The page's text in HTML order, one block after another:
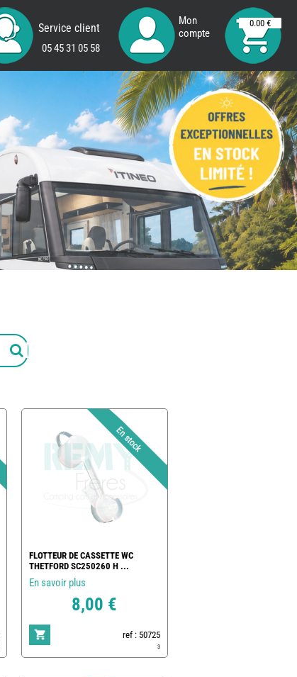
Service client
05 45 31 05 58
Mon
compte
0.00 €
FLOTTEUR DE CASSETTE WC
THETFORD SC250260 H ...
En savoir plus
8,00 €
ref : 50725
3